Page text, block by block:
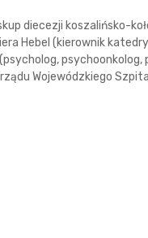
diecezji koszalińsko-
Hebel (kierownik
(psycholog,
Wojewódzkiego